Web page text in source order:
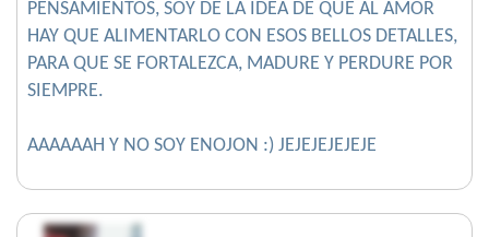
PENSAMIENTOS, SOY DE LA IDEA DE QUE AL AMOR
HAY QUE ALIMENTARLO CON ESOS BELLOS DETALLES,
PARA QUE SE FORTALEZCA, MADURE Y PERDURE POR
SIEMPRE.
AAAAAAH Y NO SOY ENOJON :) JEJEJEJEJEJE